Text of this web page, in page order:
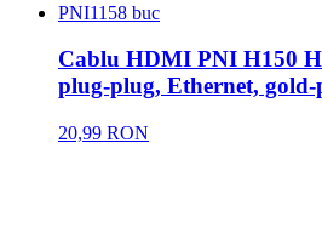
PNI1158 buc
Cablu HDMI PNI H150
plug-plug, Ethernet, gold-
20,99 RON